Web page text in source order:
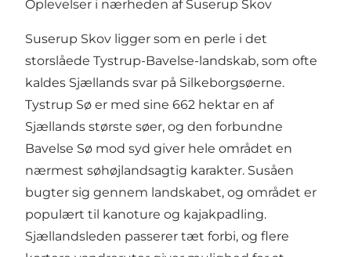
Oplevelser i nærheden af Suserup Skov
Suserup Skov ligger som en perle i det
storslåede Tystrup-Bavelse-landskab, som ofte
kaldes Sjællands svar på Silkeborgsøerne.
Tystrup Sø er med sine 662 hektar en af
Sjællands største søer, og den forbundne
Bavelse Sø mod syd giver hele området en
nærmest søhøjlandsagtig karakter. Susåen
bugter sig gennem landskabet, og området er
populært til kanoture og kajakpadling.
Sjællandsleden passerer tæt forbi, og flere